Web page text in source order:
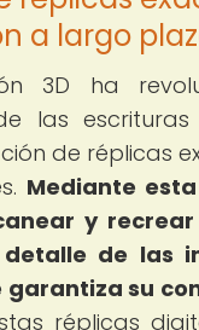
a largo
3D ha
las
de réplicas
Mediante
y
de las
garantiza su
réplicas